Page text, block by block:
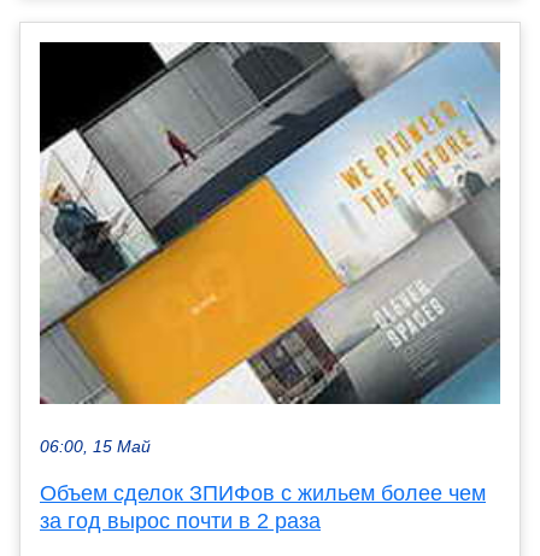
06:00, 15 Май
Объем сделок ЗПИФов с жильем более чем
за год вырос почти в 2 раза